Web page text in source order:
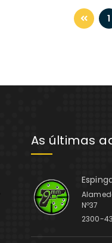
1
As últimas
Nº37
2300-